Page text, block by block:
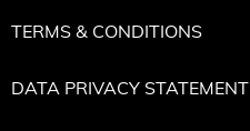
TERMS & CONDITIONS
DATA PRIVACY STATEMENT